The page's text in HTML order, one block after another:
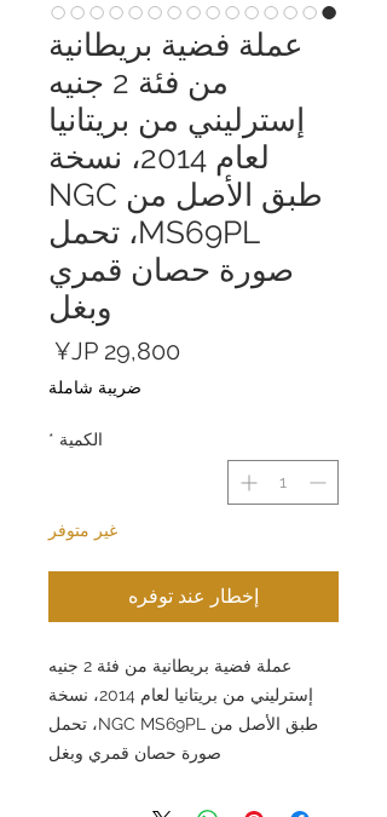
عملة فضية بريطانية
من فئة 2 جنيه
إسترليني من بريتانيا
لعام 2014، نسخة
طبق الأصل من NGC
MS69PL، تحمل
صورة حصان قمري
وبغل
ضريبة شاملة
الكمية *
غير متوفر
إخطار عند توفره
عملة فضية بريطانية من فئة 2 جنيه
إسترليني من بريتانيا لعام 2014، نسخة
طبق الأصل من NGC MS69PL، تحمل
صورة حصان قمري وبغل